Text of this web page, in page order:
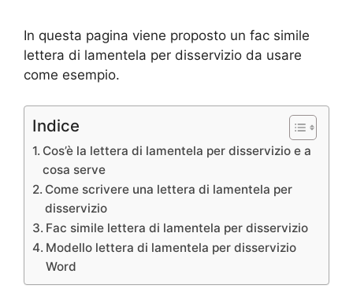
In questa pagina viene proposto un fac simile
lettera di lamentela per disservizio da usare
come esempio.
Indice
Cos’è la lettera di lamentela per disservizio e a
cosa serve
Come scrivere una lettera di lamentela per
disservizio
Fac simile lettera di lamentela per disservizio
Modello lettera di lamentela per disservizio
Word